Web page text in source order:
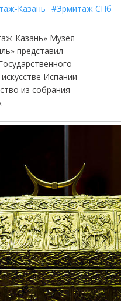
Казань Эрмитаж СПб
Казань» Музея-
представил
Испании
из собрания